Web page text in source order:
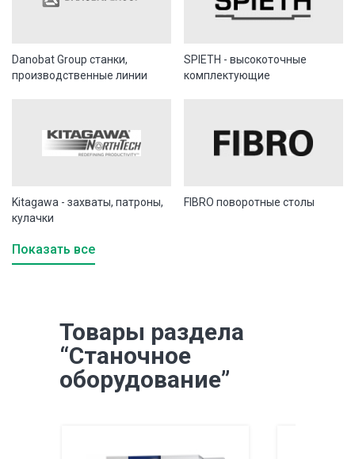
Danobat Group станки,
производственные линии
SPIETH - высокоточные
комплектующие
Kitagawa - захваты, патроны,
кулачки
FIBRO поворотные столы
Показать все
Товары раздела
“Станочное
оборудование”